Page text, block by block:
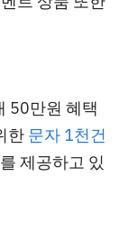
50만원 혜택
한 문자 1천건
제공하고 있